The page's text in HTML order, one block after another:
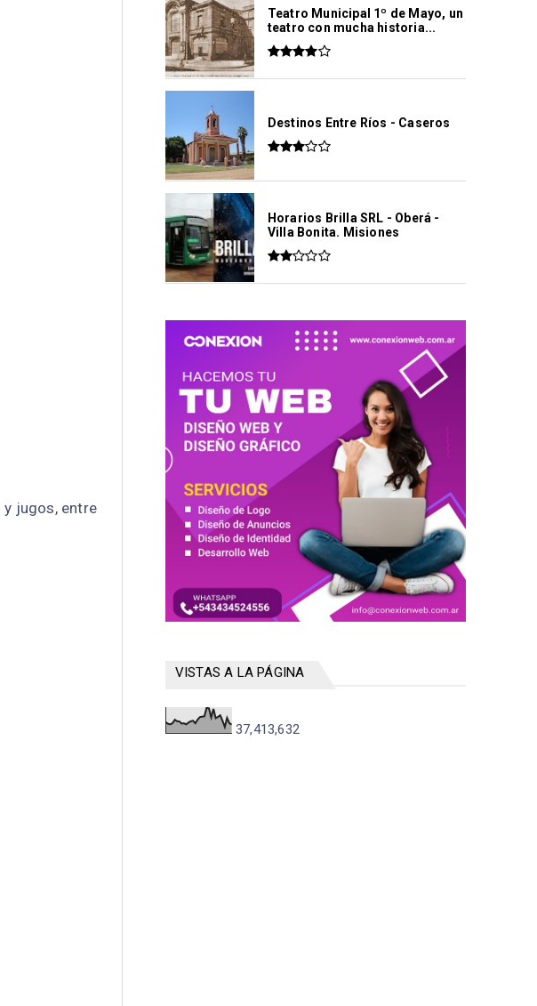
y jugos, entre
Teatro Municipal 1º de Mayo, un
teatro con mucha historia...
Destinos Entre Ríos - Caseros
Horarios Brilla SRL - Oberá -
Villa Bonita. Misiones
VISTAS A LA PÁGINA
37,413,632